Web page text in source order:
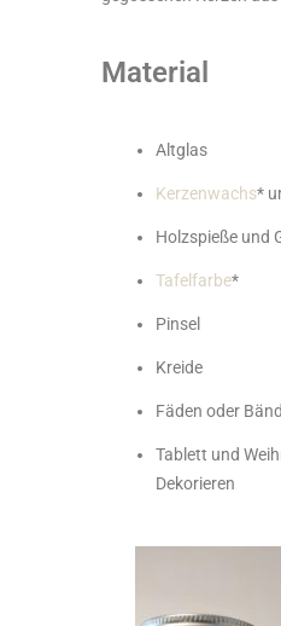
Material
Altglas
Kerzenwachs*
Holzspieße und
Tafelfarbe*
Pinsel
Kreide
Fäden oder
Tablett und
Dekorieren